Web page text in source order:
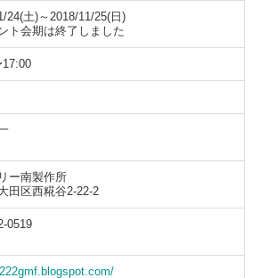
24(土)～2018/11/25(日)
ト会期は終了しました
17:00
ー南製作所
田区西糀谷2-22-2
0519